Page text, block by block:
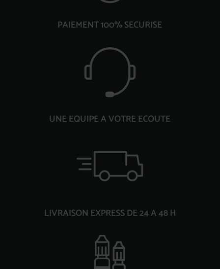
PAIEMENT 100% SECURISE
UNE EQUIPE A VOTRE ECOUTE
LIVRAISON EXPRESS DE 24 A 48 H